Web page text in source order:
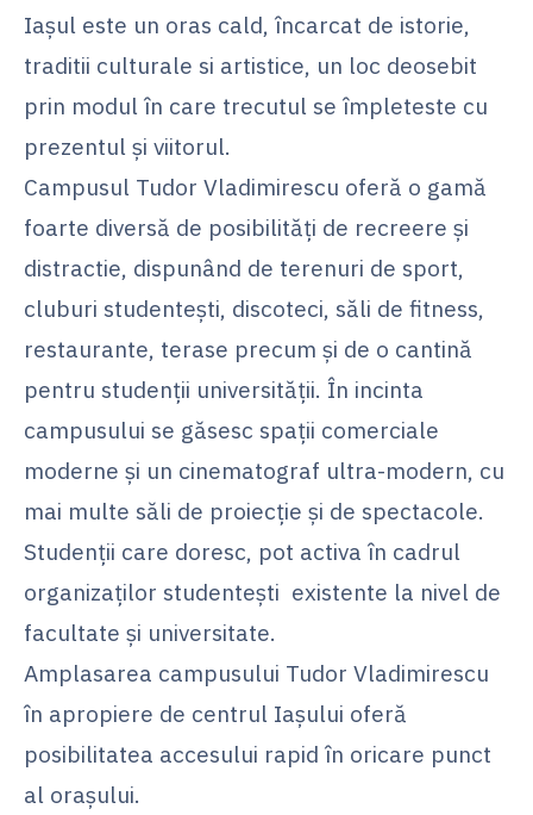
Iaşul este un oras cald, încarcat de istorie,
traditii culturale si artistice, un loc deosebit
prin modul în care trecutul se împleteste cu
prezentul şi viitorul.
Campusul Tudor Vladimirescu oferă o gamă
foarte diversă de posibilităţi de recreere şi
distractie, dispunând de terenuri de sport,
cluburi studenteşti, discoteci, săli de fitness,
restaurante, terase precum şi de o cantină
pentru studenţii universităţii. În incinta
campusului se găsesc spaţii comerciale
moderne şi un cinematograf ultra-modern, cu
mai multe săli de proiecţie şi de spectacole.
Studenţii care doresc, pot activa în cadrul
organizaţilor studenteşti existente la nivel de
facultate şi universitate.
Amplasarea campusului Tudor Vladimirescu
în apropiere de centrul Iaşului oferă
posibilitatea accesului rapid în oricare punct
al oraşului.